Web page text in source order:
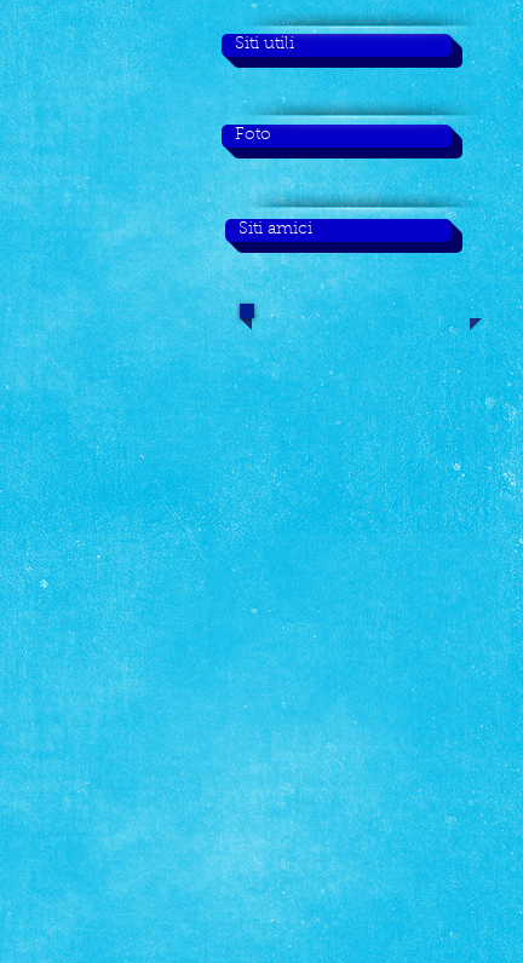
Siti utili
Foto
Siti amici